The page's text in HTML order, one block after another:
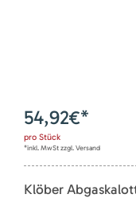
54,92€*
pro Stück
*inkl. MwSt zzgl. Versand
Klöber